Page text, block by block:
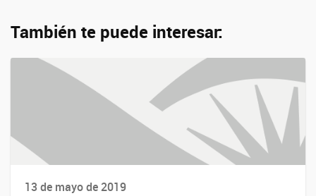
También te puede interesar:
13 de mayo de 2019